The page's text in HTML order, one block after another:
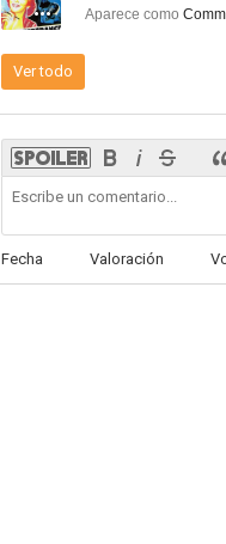
Aparece como
Ver todo
Fecha Valoración